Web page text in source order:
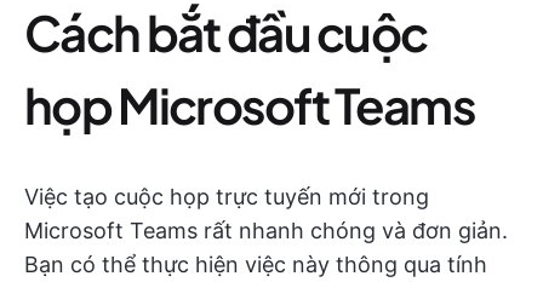
Cách bắt đầu cuộc
họp Microsoft Teams
Việc tạo cuộc họp trực tuyến mới trong
Microsoft Teams rất nhanh chóng và đơn giản.
Bạn có thể thực hiện việc này thông qua tính